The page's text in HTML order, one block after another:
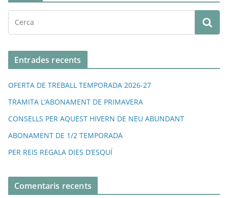
Entrades recents
OFERTA DE TREBALL TEMPORADA 2026-27
TRAMITA L’ABONAMENT DE PRIMAVERA
CONSELLS PER AQUEST HIVERN DE NEU ABUNDANT
ABONAMENT DE 1/2 TEMPORADA
PER REIS REGALA DIES D’ESQUÍ
Comentaris recents